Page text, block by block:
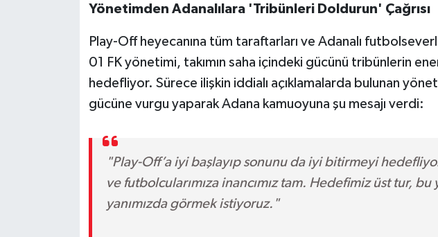
Yönetimden Adanalılara 'Tribünleri Doldurun' Çağrısı
Play-Off heyecanına tüm taraftarları ve Adanalı
01 FK yönetimi, takımın saha içindeki gücünü tribünlerin
hedefliyor. Sürece ilişkin iddialı açıklamalarda bulunan
gücüne vurgu yaparak Adana kamuoyuna şu mesajı verdi:
"Play-Off’a iyi başlayıp sonunu da iyi bitirmeyi
ve futbolcularımıza inancımız tam. Hedefimiz üst tur, bu
yanımızda görmek istiyoruz."
Yerel Yönetimler